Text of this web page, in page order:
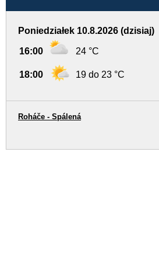
Poniedziałek 10.8.2026 (dzisiaj)
16:00 24 °C
18:00 19 do 23 °C
Roháče - Spálená